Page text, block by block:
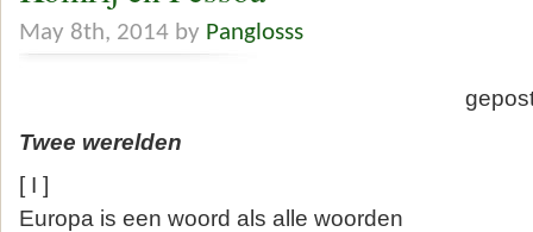
May 8th, 2014 by Panglosss
Twee werelden
[ I ]
Europa is een woord als alle woorden